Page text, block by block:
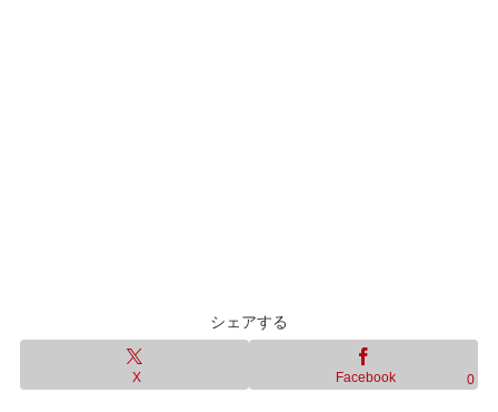
シェアする
X Facebook 0